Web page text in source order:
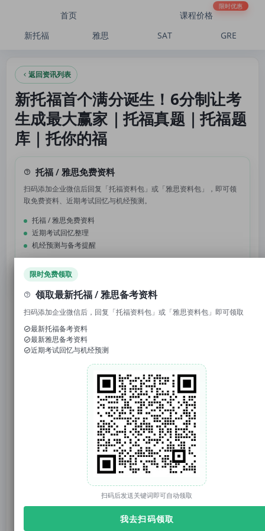
新托福首个满分诞生！6分制让考生成最大赢家｜托福真题｜托福题库｜托你的福
首页 课程价格
限时优惠
新托福 雅思 SAT GRE
返回资讯列表
新托福首个满分诞生！6分制让考
生成最大赢家｜托福真题｜托福题
库｜托你的福
托福 / 雅思免费资料
扫码添加企业微信后回复「托福资料包」或「雅思资料包」，即可领
取免费资料、近期考试回忆与机经预测。
托福 / 雅思免费资料
近期考试回忆整理
机经预测与备考提醒
1. 回复“模考”，免费参加托福/雅思/SAT真题模考
2. 回复考试日期如“0117”，领取考试预测题
3. 回复托福成绩如“托福98”，获得雅思成绩换算
官网：tuonidefu.com.cn
喜报一
限时免费领取
领取最新托福 / 雅思备考资料
扫码添加企业微信后，回复「托福资料包」或「雅思资料包」即可领取
最新托福备考资料
最新雅思备考资料
近期考试回忆与机经预测
扫码后发送关键词即可自动领取
我去扫码领取